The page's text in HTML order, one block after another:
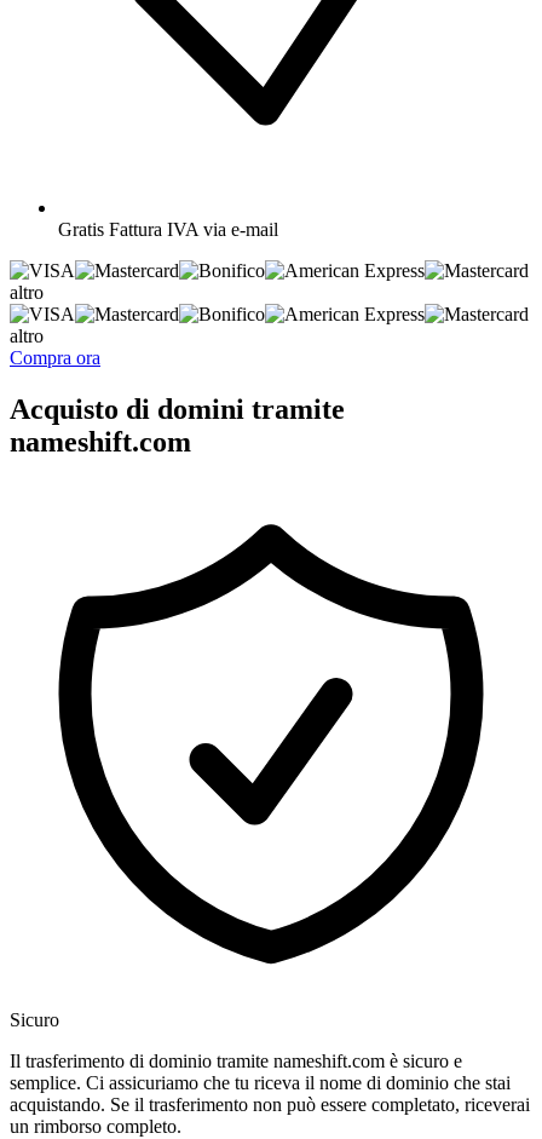
Gratis Fattura IVA via e-mail
altro
altro
Compra ora
Acquisto di domini tramite
nameshift.com
Sicuro
Il trasferimento di dominio tramite nameshift.com è sicuro e
semplice. Ci assicuriamo che tu riceva il nome di dominio che stai
acquistando. Se il trasferimento non può essere completato, riceverai
un rimborso completo.